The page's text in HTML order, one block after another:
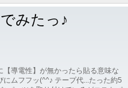
みたっ♪
導電性】が無かったら貼る意味な
ムフフッ(^^♪ テープ代...たった約5